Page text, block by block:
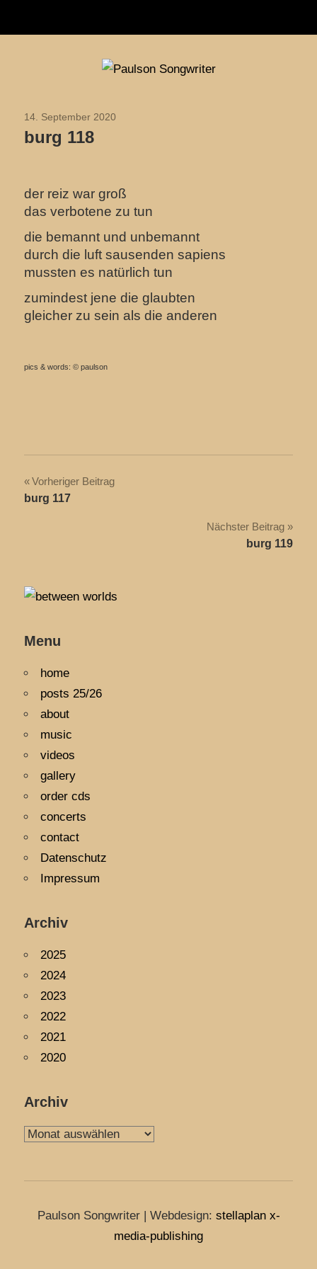
Paulson
14. September 2020
burg 118
der reiz war groß
das verbotene zu tun
die bemannt und unbemannt
durch die luft sausenden sapiens
mussten es natürlich tun
zumindest jene die glaubten
gleicher zu sein als die anderen
pics & words: © paulson
Beitragsnavigation
Vorheriger Beitrag
burg 117
Nächster Beitrag
burg 119
Menu
home
posts 25/26
about
music
videos
gallery
order cds
concerts
contact
Datenschutz
Impressum
Archiv
2025
2024
2023
2022
2021
2020
Archiv
Archiv
Paulson Songwriter | Webdesign: stellaplan x-
media-publishing